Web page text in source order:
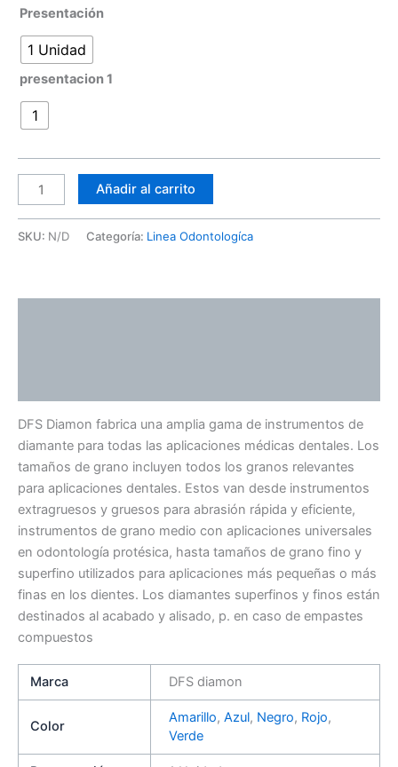
Presentación
1 Unidad
presentacion 1
1
Añadir al carrito
SKU: N/D Categoría: Linea Odontologíca
DFS Diamon fabrica una amplia gama de instrumentos de
diamante para todas las aplicaciones médicas dentales. Los
tamaños de grano incluyen todos los granos relevantes
para aplicaciones dentales. Estos van desde instrumentos
extragruesos y gruesos para abrasión rápida y eficiente,
instrumentos de grano medio con aplicaciones universales
en odontología protésica, hasta tamaños de grano fino y
superfino utilizados para aplicaciones más pequeñas o más
finas en los dientes. Los diamantes superfinos y finos están
destinados al acabado y alisado, p. en caso de empastes
compuestos
Marca DFS diamon
Color
Amarillo, Azul, Negro, Rojo,
Verde